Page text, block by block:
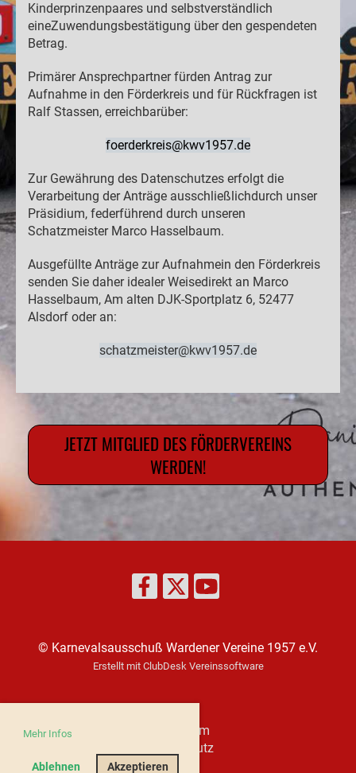
Mehr Infos
Ablehnen Akzeptieren
Kinderprinzenpaares und selbstverständlich
eineZuwendungsbestätigung über den gespendeten
Betrag.
Primärer Ansprechpartner fürden Antrag zur
Aufnahme in den Förderkreis und für Rückfragen ist
Ralf Stassen, erreichbarüber:
foerderkreis@kwv1957.de
Zur Gewährung des Datenschutzes erfolgt die
Verarbeitung der Anträge ausschließlichdurch unser
Präsidium, federführend durch unseren
Schatzmeister Marco Hasselbaum.
Ausgefüllte Anträge zur Aufnahmein den Förderkreis
senden Sie daher idealer Weisedirekt an Marco
Hasselbaum, Am alten DJK-Sportplatz 6, 52477
Alsdorf oder an:
schatzmeister@kwv1957.de
JETZT MITGLIED DES FÖRDERVEREINS
WERDEN!
© Karnevalsausschuß Wardener Vereine 1957 e.V.
Erstellt mit ClubDesk Vereinssoftware
Impressum
Datenschutz